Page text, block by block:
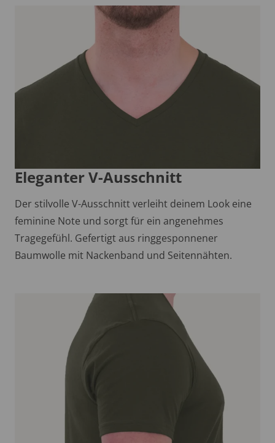
Eleganter V-Ausschnitt
Der stilvolle V-Ausschnitt verleiht deinem Look eine
feminine Note und sorgt für ein angenehmes
Tragegefühl. Gefertigt aus ringgesponnener
Baumwolle mit Nackenband und Seitennähten.